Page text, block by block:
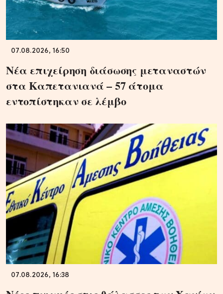
07.08.2026, 16:50
Νέα επιχείρηση διάσωσης μεταναστών
στα Καπετανιανά – 57 άτομα
εντοπίστηκαν σε λέμβο
07.08.2026, 16:38